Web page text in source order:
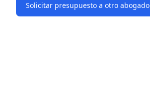
Solicitar presupuesto a otro abogado